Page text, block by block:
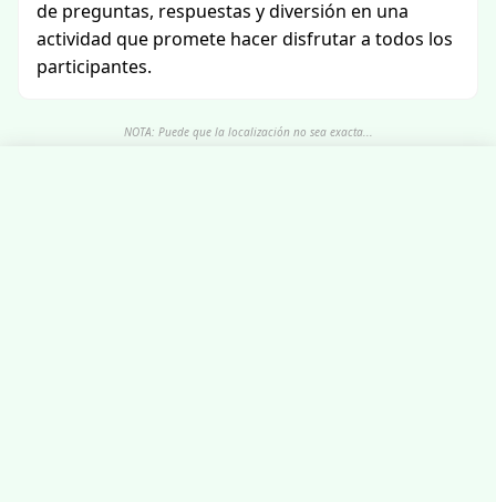
de preguntas, respuestas y diversión en una
actividad que promete hacer disfrutar a todos los
participantes.
NOTA: Puede que la localización no sea exacta...